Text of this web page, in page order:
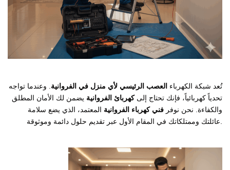
تُعد شبكة الكهرباء العصب الرئيسي لأي منزل في الفروانية . وعندما تواجه
تحدياً كهربائياً، فإنك تحتاج إلىكهربائ الفروانية يضمن لك الأمان المطلق
والكفاءة. نحن نوفر فني كهرباء الفروانية المعتمد، الذي يضع سلامة